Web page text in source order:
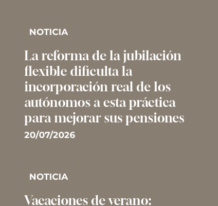
NOTICIA
La reforma de la jubilación
flexible dificulta la
incorporación real de los
autónomos a esta práctica
para mejorar sus pensiones
20/07/2026
NOTICIA
Vacaciones de verano: